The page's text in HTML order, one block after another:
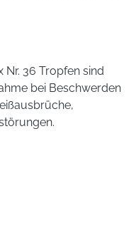
36 Tropfen sind
bei Beschwerden